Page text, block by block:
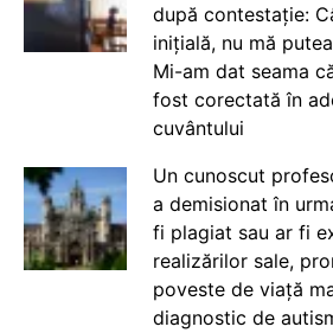
după contestație:
inițială, nu mă
Mi-am dat seama
fost corectată în
cuvântului
Un cunoscut
a demisionat în
fi plagiat sau ar fi
realizărilor sale,
poveste de viață
diagnostic de